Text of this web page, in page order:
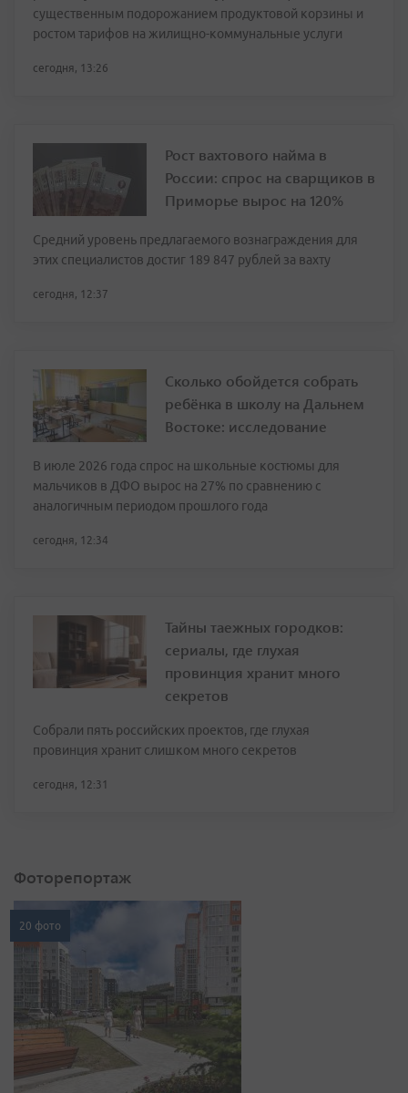
существенным подорожанием продуктовой корзины и
ростом тарифов на жилищно-коммунальные услуги
сегодня, 13:26
Рост вахтового найма в
России: спрос на сварщиков в
Приморье вырос на 120%
Средний уровень предлагаемого вознаграждения для
этих специалистов достиг 189 847 рублей за вахту
сегодня, 12:37
Сколько обойдется собрать
ребёнка в школу на Дальнем
Востоке: исследование
В июле 2026 года спрос на школьные костюмы для
мальчиков в ДФО вырос на 27% по сравнению с
аналогичным периодом прошлого года
сегодня, 12:34
Тайны таежных городков:
сериалы, где глухая
провинция хранит много
секретов
Собрали пять российских проектов, где глухая
провинция хранит слишком много секретов
сегодня, 12:31
Фоторепортаж
20 фото